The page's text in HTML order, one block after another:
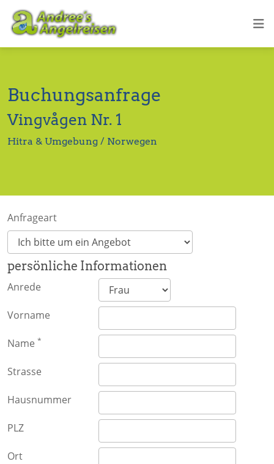
Buchungsanfrage
Vingvågen Nr. 1
Hitra & Umgebung / Norwegen
Anfrageart
persönliche Informationen
Anrede
Vorname
Name *
Strasse
Hausnummer
PLZ
Ort